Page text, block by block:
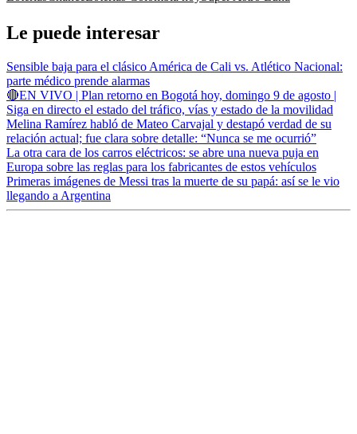
Le puede interesar
Sensible baja para el clásico América de Cali vs. Atlético Nacional:
parte médico prende alarmas
🔴EN VIVO | Plan retorno en Bogotá hoy, domingo 9 de agosto |
Siga en directo el estado del tráfico, vías y estado de la movilidad
Melina Ramírez habló de Mateo Carvajal y destapó verdad de su
relación actual; fue clara sobre detalle: “Nunca se me ocurrió”
La otra cara de los carros eléctricos: se abre una nueva puja en
Europa sobre las reglas para los fabricantes de estos vehículos
Primeras imágenes de Messi tras la muerte de su papá: así se le vio
llegando a Argentina